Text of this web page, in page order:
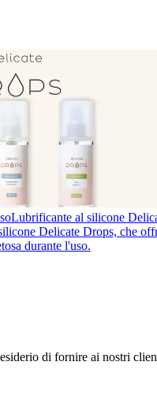
Lubrificante al silicone
Delicate Drops, che
durante l'uso.
di fornire ai nostri